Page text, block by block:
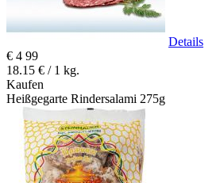
Details
€ 4 99
18.15 € / 1 kg.
Kaufen
Heißgegarte Rindersalami 275g